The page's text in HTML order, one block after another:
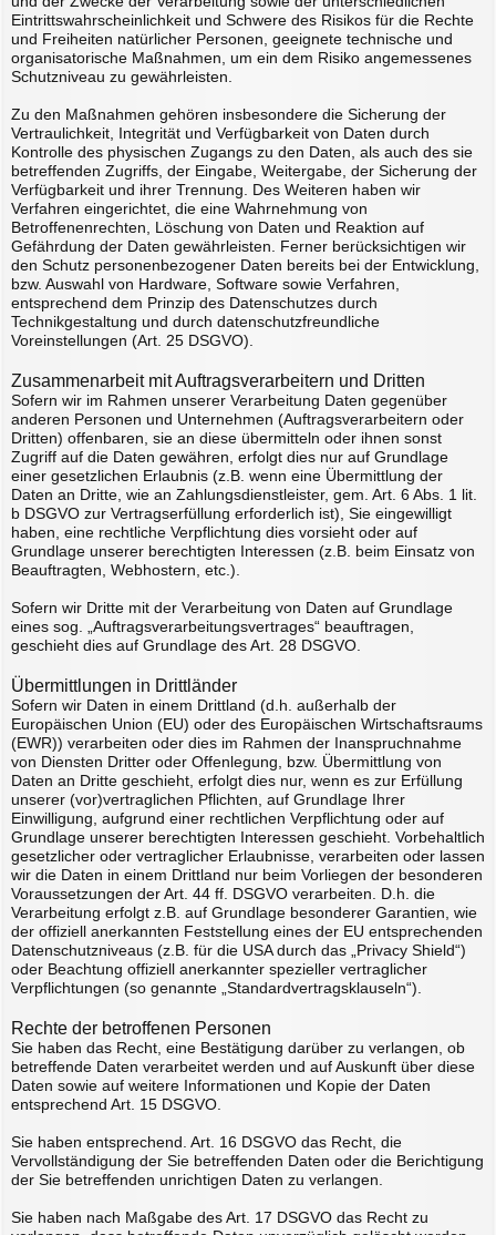
Eintrittswahrscheinlichkeit und Schwere des Risikos für die Rechte
und Freiheiten natürlicher Personen, geeignete technische und
organisatorische Maßnahmen, um ein dem Risiko angemessenes
Schutzniveau zu gewährleisten.
Zu den Maßnahmen gehören insbesondere die Sicherung der
Vertraulichkeit, Integrität und Verfügbarkeit von Daten durch
Kontrolle des physischen Zugangs zu den Daten, als auch des sie
betreffenden Zugriffs, der Eingabe, Weitergabe, der Sicherung der
Verfügbarkeit und ihrer Trennung. Des Weiteren haben wir
Verfahren eingerichtet, die eine Wahrnehmung von
Betroffenenrechten, Löschung von Daten und Reaktion auf
Gefährdung der Daten gewährleisten. Ferner berücksichtigen wir
den Schutz personenbezogener Daten bereits bei der Entwicklung,
bzw. Auswahl von Hardware, Software sowie Verfahren,
entsprechend dem Prinzip des Datenschutzes durch
Technikgestaltung und durch datenschutzfreundliche
Voreinstellungen (Art. 25 DSGVO).
Zusammenarbeit mit Auftragsverarbeitern und Dritten
Sofern wir im Rahmen unserer Verarbeitung Daten gegenüber
anderen Personen und Unternehmen (Auftragsverarbeitern oder
Dritten) offenbaren, sie an diese übermitteln oder ihnen sonst
Zugriff auf die Daten gewähren, erfolgt dies nur auf Grundlage
einer gesetzlichen Erlaubnis (z.B. wenn eine Übermittlung der
Daten an Dritte, wie an Zahlungsdienstleister, gem. Art. 6 Abs. 1 lit.
b DSGVO zur Vertragserfüllung erforderlich ist), Sie eingewilligt
haben, eine rechtliche Verpflichtung dies vorsieht oder auf
Grundlage unserer berechtigten Interessen (z.B. beim Einsatz von
Beauftragten, Webhostern, etc.).
Sofern wir Dritte mit der Verarbeitung von Daten auf Grundlage
eines sog. „Auftragsverarbeitungsvertrages“ beauftragen,
geschieht dies auf Grundlage des Art. 28 DSGVO.
Übermittlungen in Drittländer
Sofern wir Daten in einem Drittland (d.h. außerhalb der
Europäischen Union (EU) oder des Europäischen Wirtschaftsraums
(EWR)) verarbeiten oder dies im Rahmen der Inanspruchnahme
von Diensten Dritter oder Offenlegung, bzw. Übermittlung von
Daten an Dritte geschieht, erfolgt dies nur, wenn es zur Erfüllung
unserer (vor)vertraglichen Pflichten, auf Grundlage Ihrer
Einwilligung, aufgrund einer rechtlichen Verpflichtung oder auf
Grundlage unserer berechtigten Interessen geschieht. Vorbehaltlich
gesetzlicher oder vertraglicher Erlaubnisse, verarbeiten oder lassen
wir die Daten in einem Drittland nur beim Vorliegen der besonderen
Voraussetzungen der Art. 44 ff. DSGVO verarbeiten. D.h. die
Verarbeitung erfolgt z.B. auf Grundlage besonderer Garantien, wie
der offiziell anerkannten Feststellung eines der EU entsprechenden
Datenschutzniveaus (z.B. für die USA durch das „Privacy Shield“)
oder Beachtung offiziell anerkannter spezieller vertraglicher
Verpflichtungen (so genannte „Standardvertragsklauseln“).
Rechte der betroffenen Personen
Sie haben das Recht, eine Bestätigung darüber zu verlangen, ob
betreffende Daten verarbeitet werden und auf Auskunft über diese
Daten sowie auf weitere Informationen und Kopie der Daten
entsprechend Art. 15 DSGVO.
Sie haben entsprechend. Art. 16 DSGVO das Recht, die
Vervollständigung der Sie betreffenden Daten oder die Berichtigung
der Sie betreffenden unrichtigen Daten zu verlangen.
Sie haben nach Maßgabe des Art. 17 DSGVO das Recht zu